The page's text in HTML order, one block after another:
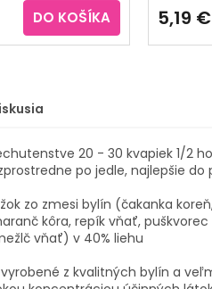
DO KOŠÍKA
produktu
je
3,3
5,19 €
20 - 30 kvapiek 1/2
po jedle, najlepšie do
zo zmesi bylín (čakanka
kôra, repík vňať,
vňať) v 40% liehu
z kvalitných bylín a